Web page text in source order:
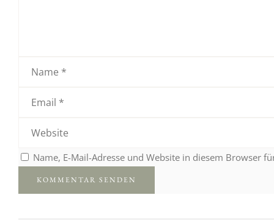
Name, E-Mail-Adresse und Website in diesem Browser